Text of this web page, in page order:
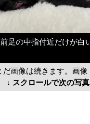
足の中指付近だけが白
だ画像は続きます。画像
↓ スクロールで次の写真